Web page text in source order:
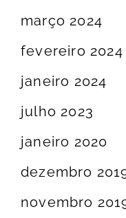
março 2024
fevereiro 2024
janeiro 2024
julho 2023
janeiro 2020
dezembro
novembro